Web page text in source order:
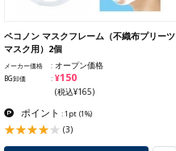
ペコノン マスクフレーム（不織布プリーツ
マスク用）2個
メーカー価格 オープン価格
BG卸価 ¥150
(税込¥165)
ポイント : 1pt (1%)
(3)